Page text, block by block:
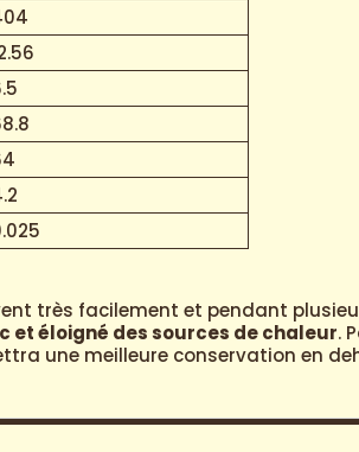
très facilement et pendant
et éloigné des sources de chaleur.
une meilleure conservation en